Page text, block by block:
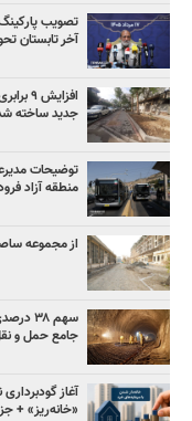
آخر تابستان
جدید ساخته
توضیحات
منطقه آزاد
از مجموعه
سهم
جامع حمل و
آغاز
«خانه‌ریز» +